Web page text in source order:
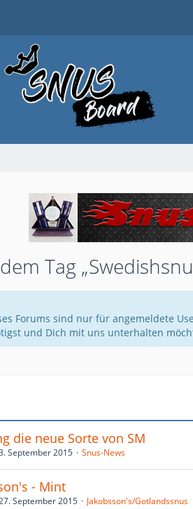
Tag
Forums sind nur für angemeldete
und Dich mit uns unterhalten
die neue Sorte von SM
September 2015 Snus-News
- Mint
September 2015 Jakobsson's/Gotlandssnus